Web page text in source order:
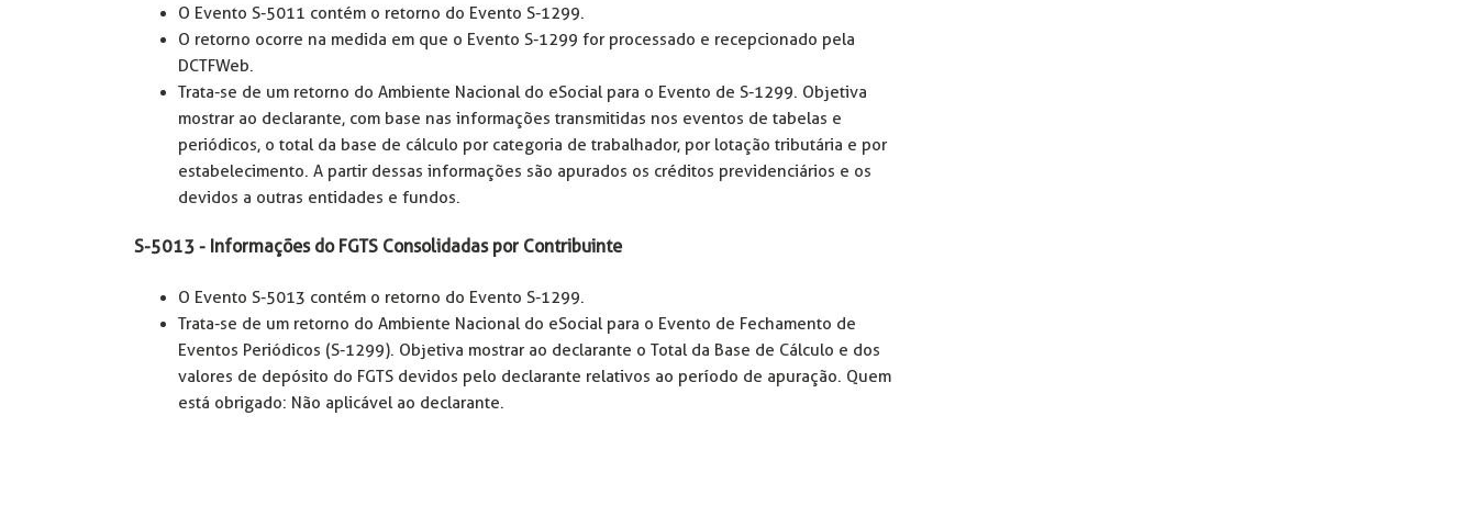
O Evento S-5011 contém o retorno do Evento S-1299.
O retorno ocorre na medida em que o Evento S-1299 for processado e recepcionado pela
DCTFWeb.
Trata-se de um retorno do Ambiente Nacional do eSocial para o Evento de S-1299. Objetiva
mostrar ao declarante, com base nas informações transmitidas nos eventos de tabelas e
periódicos, o total da base de cálculo por categoria de trabalhador, por lotação tributária e por
estabelecimento. A partir dessas informações são apurados os créditos previdenciários e os
devidos a outras entidades e fundos.
S-5013 - Informações do FGTS Consolidadas por Contribuinte
O Evento S-5013 contém o retorno do Evento S-1299.
Trata-se de um retorno do Ambiente Nacional do eSocial para o Evento de Fechamento de
Eventos Periódicos (S-1299). Objetiva mostrar ao declarante o Total da Base de Cálculo e dos
valores de depósito do FGTS devidos pelo declarante relativos ao período de apuração. Quem
está obrigado: Não aplicável ao declarante.